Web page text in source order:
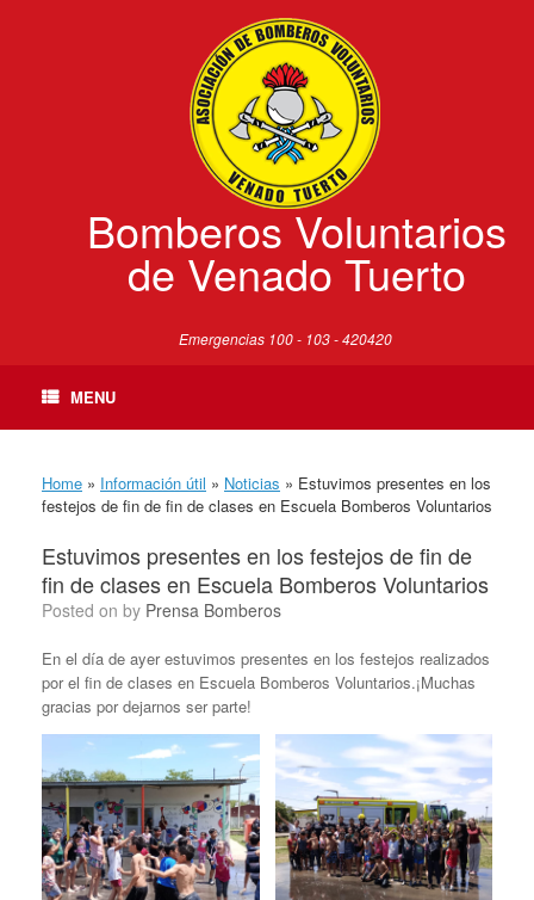
Bomberos Voluntarios
de Venado Tuerto
Emergencias 100 - 103 - 420420
MENU
Home » Información útil » Noticias » Estuvimos presentes en los
festejos de fin de fin de clases en Escuela Bomberos Voluntarios
Estuvimos presentes en los festejos de fin de
fin de clases en Escuela Bomberos Voluntarios
Posted on by Prensa Bomberos
En el día de ayer estuvimos presentes en los festejos realizados
por el fin de clases en Escuela Bomberos Voluntarios.¡Muchas
gracias por dejarnos ser parte!